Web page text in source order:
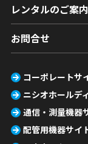
レンタルのご案内
お問合せ
コーポレートサ
ニシオホールデ
通信・測量機器
配管用機器サイ